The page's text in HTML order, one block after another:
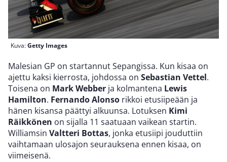
Kuva:Getty Images
Malesian GP on startannut Sepangissa. Kun kisaa on
ajettu kaksi kierrosta, johdossa on Sebastian Vettel.
Toisena on Mark Webber ja kolmantena Lewis
Hamilton. Fernando Alonso rikkoi etusiipeään ja
hänen kisansa päättyi alkuunsa. Lotuksen Kimi
Räikkönen on sijalla 11 saatuaan vaikean startin.
Williamsin Valtteri Bottas, jonka etusiipi jouduttiin
vaihtamaan ulosajon seurauksena ennen kisaa, on
viimeisenä.